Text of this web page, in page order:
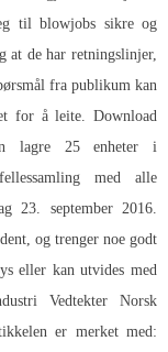
til blowjobs sikre og
at de har retningslinjer,
fra publikum kan
for å leite. Download
lagre 25 enheter i
med alle
23. september 2016.
og trenger noe godt
eller kan utvides med
Vedtekter Norsk
er merket med: